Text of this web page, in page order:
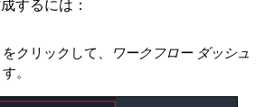
するには：
をクリックして、
ワークフロー ダッシュ
。